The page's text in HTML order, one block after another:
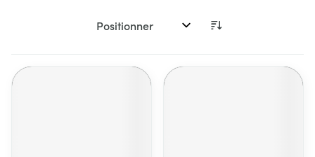
Trier par: